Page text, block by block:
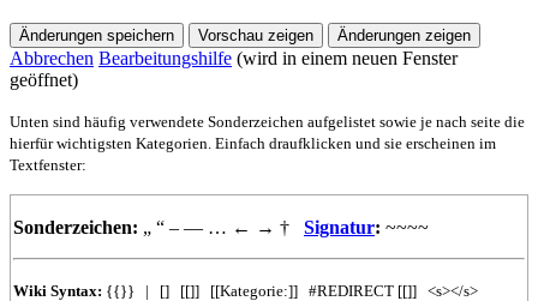
Abbrechen Bearbeitungshilfe (wird in einem neuen Fenster
geöffnet)
Unten sind häufig verwendete Sonderzeichen aufgelistet sowie je nach seite die
hierfür wichtigsten Kategorien. Einfach draufklicken und sie erscheinen im
Textfenster:
Sonderzeichen: „ “ – — … ← → † Signatur: ~~~~
Wiki Syntax: {{}} | [] [[]] [[Kategorie:]] #REDIRECT [[]] <s></s>